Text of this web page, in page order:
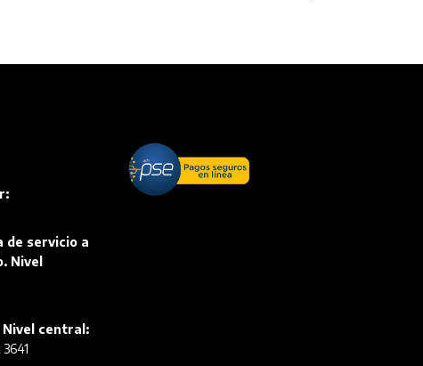
de servicio a
Nivel
central: